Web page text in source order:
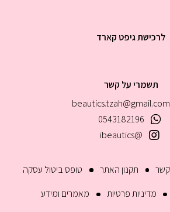
קשר תקנון האתר
טופס ביטול עסקה
מדיניות פרטיות מאמרים ומידע
תשמרי על קשר
beautics.tzah@gmail.com
0543182196
@ibeautics
לרכישת גיפט קארד